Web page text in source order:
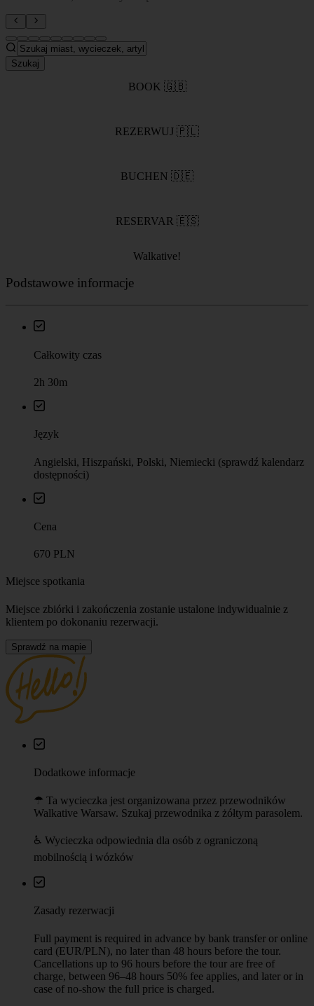
Podstawowe informacje
Angielski, Hiszpański, Polski, Niemiecki (sprawdź kalendarz
Cena
Miejsce spotkania
Miejsce zbiórki i zakończenia zostanie ustalone indywidualnie z
Sprawdź na mapie
Dodatkowe informacje
☂︎ Ta wycieczka jest organizowana przez przewodników
mobilnością i wózków
Zasady rezerwacji
Full payment is required in advance by bank transfer or online
card (EUR/PLN), no later than 48 hours before the tour.
Cancellations up to 96 hours before the tour are free of
case of no-show the full price is charged.
O wycieczce